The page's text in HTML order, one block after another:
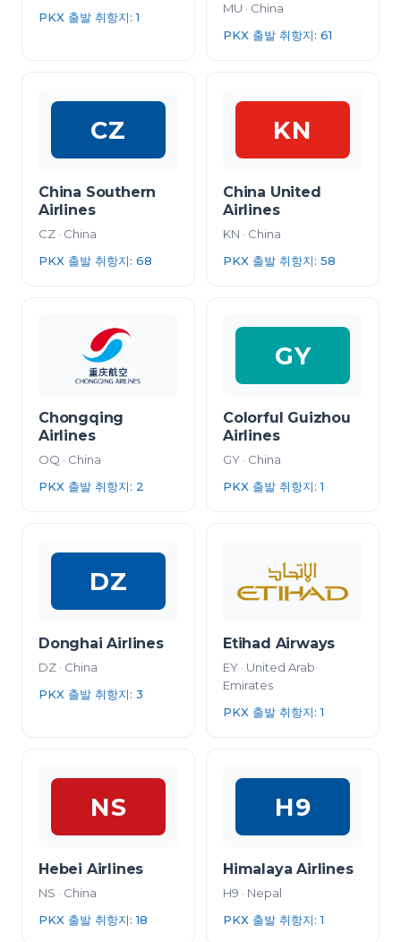
PKX 출발 취항지:1
MU · China
PKX 출발 취항지: 61
CZ
China Southern
Airlines
CZ · China
PKX 출발 취항지: 68
KN
China United
Airlines
KN · China
PKX 출발 취항지: 58
Chongqing
Airlines
OQ · China
PKX 출발 취항지: 2
GY
Colorful Guizhou
Airlines
GY · China
PKX 출발 취항지:1
DZ
Donghai Airlines
DZ · China
PKX 출발 취항지: 3
Etihad Airways
EY · United Arab
Emirates
PKX 출발 취항지:1
NS
Hebei Airlines
NS · China
PKX 출발 취항지:18
H9
Himalaya Airlines
H9 · Nepal
PKX 출발 취항지:1